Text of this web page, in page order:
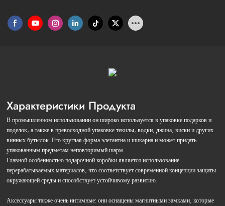
Характеристики Продукта
В промышленном использовании он широко используется в упаковке подарков и
поделок, а также в превосходной упаковке текилы, водки, джина, виски и других
винных бутылок. Его круглая форма элегантна и шикарна и может придать
упакованным предметам неповторимый шарм.
Главной особенностью подарочной коробки является использование
перерабатываемых материалов, что соответствует современной концепции защиты
окружающей среды и способствует устойчивому развитию.
Аксессуары также очень интимные: они оснащены магнитными замками, которые